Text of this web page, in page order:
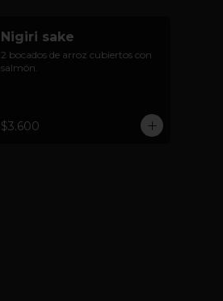
Nigiri sake
2 bocados de arroz cubiertos con
salmón.
$3.600